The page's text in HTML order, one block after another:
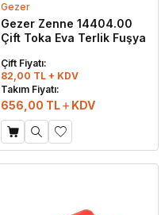
Gezer
Gezer Zenne 14404.00
Çift Toka Eva Terlik Fuşya
Çift Fiyatı:
82,00 TL + KDV
Takım Fiyatı:
656,00 TL KDV